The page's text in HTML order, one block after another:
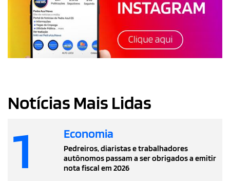
Notícias Mais Lidas
1 Economia
Pedreiros, diaristas e trabalhadores
autônomos passam a ser obrigados a emitir
nota fiscal em 2026